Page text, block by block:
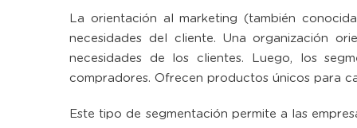
La orientación al marketing (también
necesidades del cliente. Una organización
necesidades de los clientes. Luego, los
compradores. Ofrecen productos únicos para
Este tipo de segmentación permite a las